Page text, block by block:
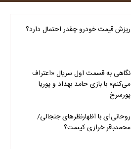
ریزش قیمت خودرو چقدر احتمال دارد؟
نگاهی به قسمت اول سریال «اعتراف
می‌کنم» با بازی حامد بهداد و پوریا
پورسرخ
روحانی‌ای با اظهارنظرهای جنجالی/
محمدباقر خرازی کیست؟